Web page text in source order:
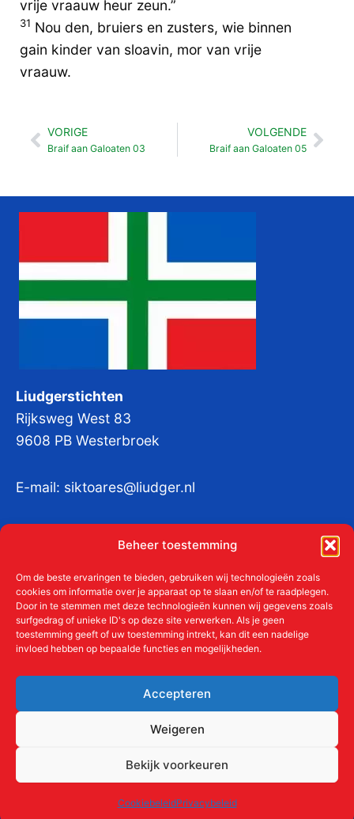
Beheer toestemming
Om de beste ervaringen te bieden, gebruiken wij technologieën zoals
cookies om informatie over je apparaat op te slaan en/of te raadplegen.
Door in te stemmen met deze technologieën kunnen wij gegevens zoals
surfgedrag of unieke ID's op deze site verwerken. Als je geen
toestemming geeft of uw toestemming intrekt, kan dit een nadelige
invloed hebben op bepaalde functies en mogelijkheden.
Accepteren
Weigeren
Bekijk voorkeuren
CookiebeleidPrivacybeleid
vrije vraauw heur zeun.”
31 Nou den, bruiers en zusters, wie binnen
gain kinder van sloavin, mor van vrije
vraauw.
Vorige
VORIGE
Braif aan Galoaten 03
VOLGENDE
Braif aan Galoaten 05
Liudgerstichten
Rijksweg West 83
9608 PB Westerbroek
E-mail: siktoares@liudger.nl
KvKnr:41011712
Meer over de Liudgerstichten
Aanmelden als donateur
ANBI
Contact